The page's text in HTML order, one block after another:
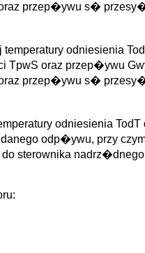
przep�ywu s�
odniesienia
TpwS oraz przep�ywu
przep�ywu s�
odniesienia
odp�ywu, przy
sterownika